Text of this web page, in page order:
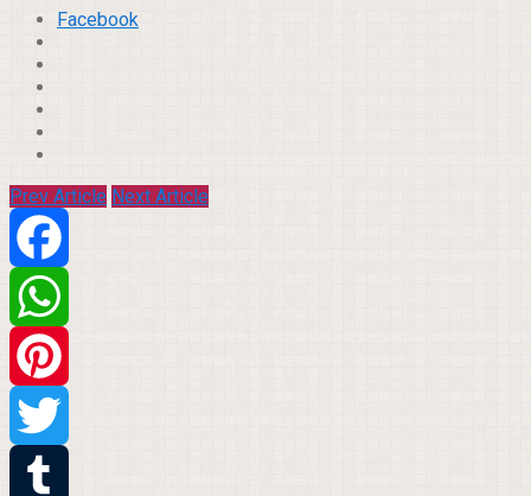
Facebook
Prev Article Next Article
Facebook
WhatsApp
Pinterest
Twitter